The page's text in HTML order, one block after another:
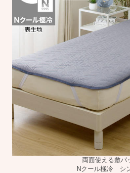
両面使える敷パ
Nクール極冷 シ